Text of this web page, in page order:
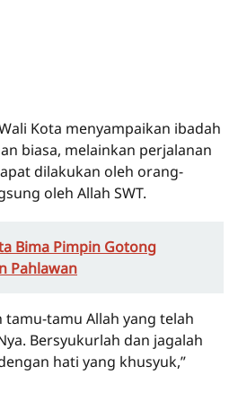
Kota menyampaikan ibadah
biasa, melainkan perjalanan
dilakukan oleh orang-
oleh Allah SWT.
Bima Pimpin Gotong
Pahlawan
tamu-tamu Allah yang telah
Bersyukurlah dan jagalah
hati yang khusyuk,”